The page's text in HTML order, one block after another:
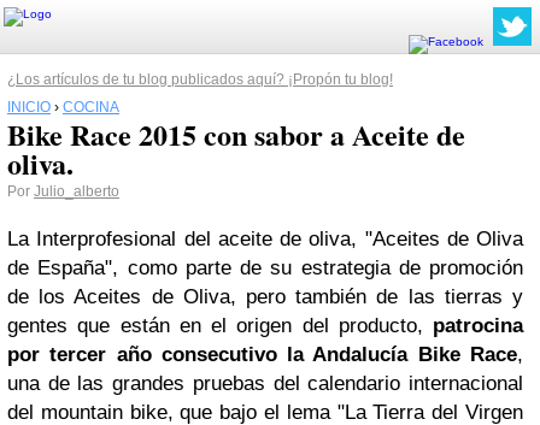
¿Los artículos de tu blog publicados aquí? ¡Propón tu blog!
INICIO › COCINA
Bike Race 2015 con sabor a Aceite de
oliva.
Por Julio_alberto
La Interprofesional del aceite de oliva, "Aceites de Oliva
de España", como parte de su estrategia de promoción
de los Aceites de Oliva, pero también de las tierras y
gentes que están en el origen del producto, patrocina
por tercer año consecutivo la Andalucía Bike Race,
una de las grandes pruebas del calendario internacional
del mountain bike, que bajo el lema "La Tierra del Virgen